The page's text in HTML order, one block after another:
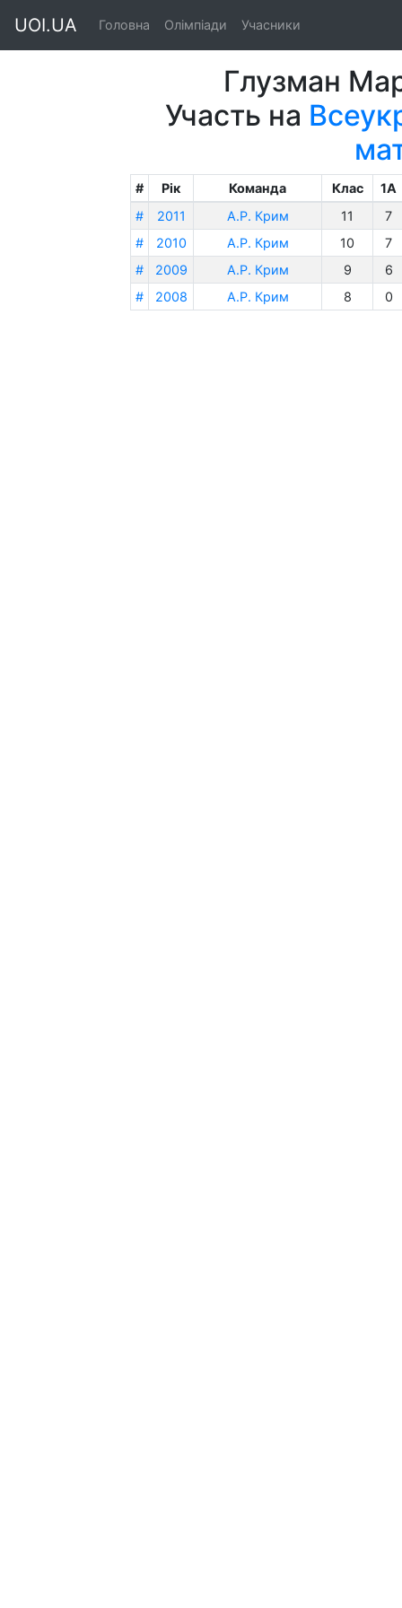
UOI.UA Головна Олімпіади Учасники
Глузман
Участь на
# Рік Команда Клас
1A
#
2011 А.Р. Крим 11
7
#
2010 А.Р. Крим 10
7
#
2009 А.Р. Крим 9
6
#
2008 А.Р. Крим 8 0